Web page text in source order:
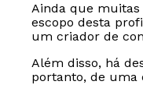
Ainda que muitas
escopo desta
um criador de
Além disso, há
portanto, de uma